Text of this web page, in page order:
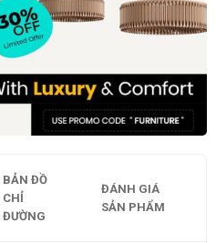
BẢN ĐỒ
CHỈ
ĐƯỜNG
ĐÁNH GIÁ
SẢN PHẨM